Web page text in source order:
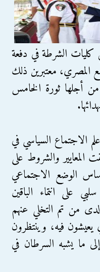
خريجي كليات الشرطة في دفعة
المصري، معتبرين ذلك
أجلها ثورة الخامس
الاجتماع السياسي في
المعايير والشروط على
الوضع الاجتماعي
على انتماء الباقين
من تم التخلي عنهم
يعيشون فيه، وينتظرون
ما يشبه السرطان في